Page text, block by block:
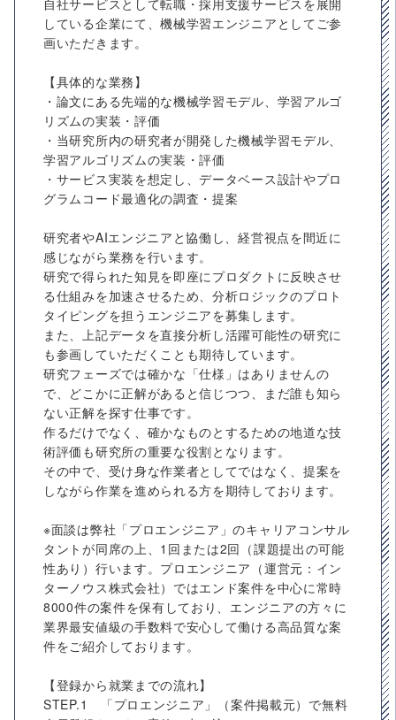
自社サービスとして転職・採用支援サービスを展開
している企業にて、機械学習エンジニアとしてご参
画いただきます。
【具体的な業務】
・論文にある先端的な機械学習モデル、学習アルゴ
リズムの実装・評価
・当研究所内の研究者が開発した機械学習モデル、
学習アルゴリズムの実装・評価
・サービス実装を想定し、データベース設計やプロ
グラムコード最適化の調査・提案
研究者やAIエンジニアと協働し、経営視点を間近に
感じながら業務を行います。
研究で得られた知見を即座にプロダクトに反映させ
る仕組みを加速させるため、分析ロジックのプロト
タイピングを担うエンジニアを募集します。
また、上記データを直接分析し活躍可能性の研究に
も参画していただくことも期待しています。
研究フェーズでは確かな「仕様」はありませんの
で、どこかに正解があると信じつつ、まだ誰も知ら
ない正解を探す仕事です。
作るだけでなく、確かなものとするための地道な技
術評価も研究所の重要な役割となります。
その中で、受け身な作業者としてではなく、提案を
しながら作業を進められる方を期待しております。
※面談は弊社「プロエンジニア」のキャリアコンサル
タントが同席の上、1回または2回（課題提出の可能
性あり）行います。プロエンジニア（運営元：イン
ターノウス株式会社）ではエンド案件を中心に常時
8000件の案件を保有しており、エンジニアの方々に
業界最安値級の手数料で安心して働ける高品質な案
件をご紹介しております。
【登録から就業までの流れ】
STEP.1 「プロエンジニア」（案件掲載元）で無料